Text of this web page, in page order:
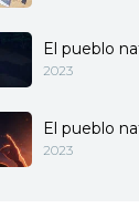
El pueblo
2023
El pueblo
2023